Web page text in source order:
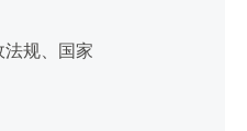
规、国家